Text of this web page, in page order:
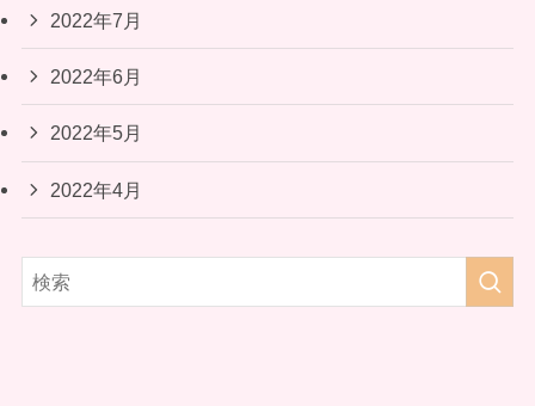
2022年7月
2022年6月
2022年5月
2022年4月